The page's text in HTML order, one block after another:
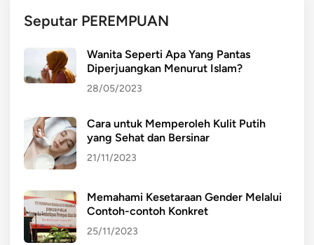
k
e
s
e
a
t
a
d
a
n
Seputar PEREMPUAN
Wanita Seperti Apa Yang Pantas
Diperjuangkan Menurut Islam?
28/05/2023
Cara untuk Memperoleh Kulit Putih
yang Sehat dan Bersinar
21/11/2023
Memahami Kesetaraan Gender Melalui
Contoh-contoh Konkret
25/11/2023